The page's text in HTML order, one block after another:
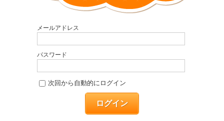
メールアドレス
パスワード
次回から自動的にログイン
ログイン